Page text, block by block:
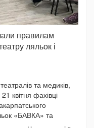
правилам
ляльок і
та медиків,
квітня фахівці
«БАВКА» та